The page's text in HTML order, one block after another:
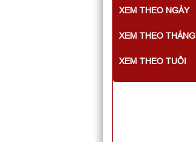
XEM THEO NGÀY
XEM THEO THÁNG
XEM THEO TUỔI